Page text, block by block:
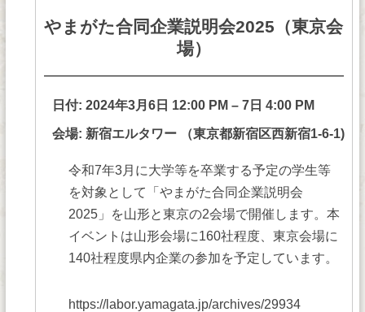
やまがた合同企業説明会2025（東京会
場）
日付: 2024年3月6日 12:00 PM – 7日 4:00 PM
会場: 新宿エルタワー （東京都新宿区西新宿1-6-1)
令和7年3月に大学等を卒業する予定の学生等
を対象として「やまがた合同企業説明会
2025」を山形と東京の2会場で開催します。本
イベントは山形会場に160社程度、東京会場に
140社程度県内企業の参加を予定しています。
https://labor.yamagata.jp/archives/29934